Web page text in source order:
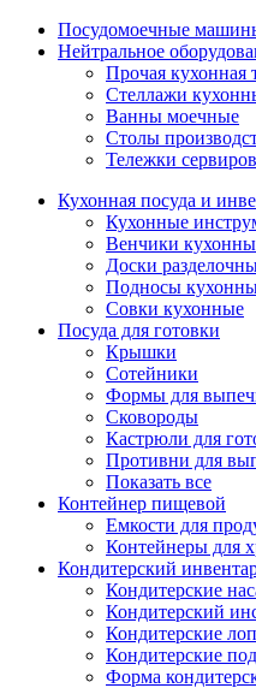
Посудомоечные
Нейтральное
Прочая кухонная
Стеллажи
Ванны моечные
Столы
Тележки
Кухонная посуда и
Кухонные
Венчики
Доски
Подносы
Совки кухонные
Посуда для готовки
Крышки
Сотейники
Формы для
Сковороды
Кастрюли для
Противни для
Показать все
Контейнер пищевой
Емкости для
Контейнеры для
Кондитерский
Кондитерские
Кондитерский
Кондитерские
Кондитерские
Форма